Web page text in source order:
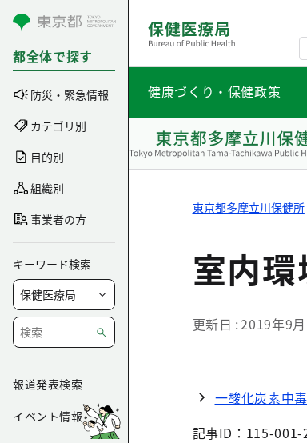
コンテンツにスキップ
都全体で探す
防災・緊急情報
カテゴリ別
目的別
組織別
事業者の方
キーワード検索
報道発表検索
イベント情報
健康づくり・保健政策
東京都多摩立川保健所
室内環
更新日 2019年9
一酸化炭素中
記事ID：115-